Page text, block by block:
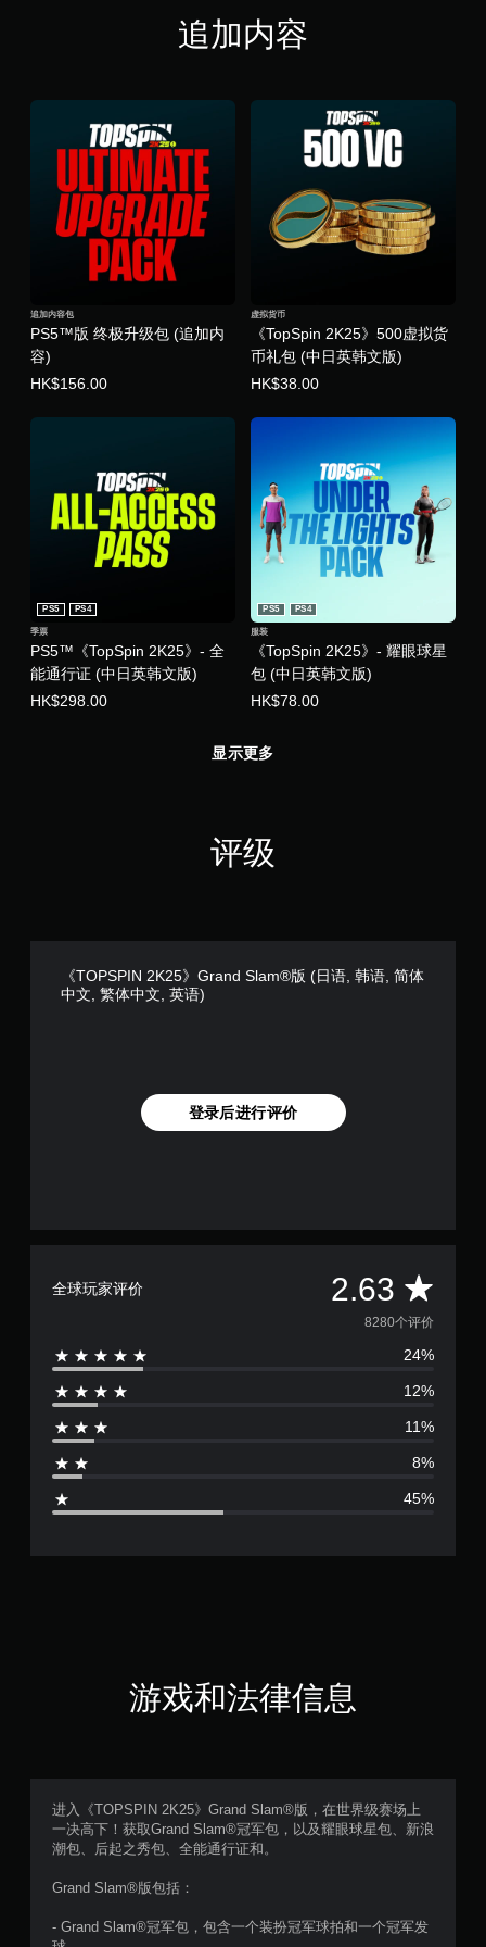
追加内容
PS5™版 终极升级包 (追加内
容)
追加内容包
HK$156.00
《TopSpin 2K25》500虚拟货
币礼包 (中日英韩文版)
虚拟货币
HK$38.00
PS5™《TopSpin 2K25》- 全
能通行证 (中日英韩文版)
PS5 PS4
季票
HK$298.00
《TopSpin 2K25》- 耀眼球星
包 (中日英韩文版)
PS5 PS4
服装
HK$78.00
显示更多
评级
《TOPSPIN 2K25》Grand Slam®版 (日语, 韩语, 简体
中文, 繁体中文, 英语)
登录后进行评价
全球玩家评价 2.63 平
均
评
价
3
5
，
8280个评价
24%
12%
11%
8%
45%
游戏和法律信息
进入《TOPSPIN 2K25》Grand Slam®版，在世界级赛场上
一决高下！获取Grand Slam®冠军包，以及耀眼球星包、新浪
潮包、后起之秀包、全能通行证和。
Grand Slam®版包括：
- Grand Slam®冠军包，包含一个装扮冠军球拍和一个冠军发